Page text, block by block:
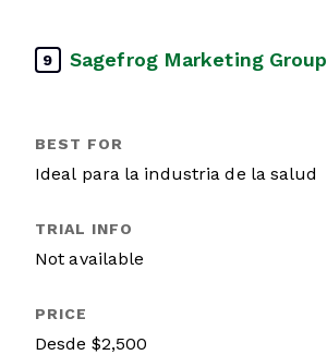
9 Sagefrog Marketing Group
Ideal para la industria de la salud
Not available
Desde $2,500